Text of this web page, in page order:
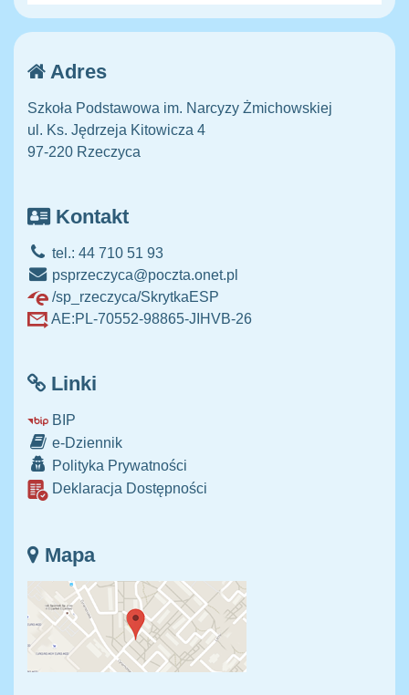
Adres
Szkoła Podstawowa im. Narcyzy Żmichowskiej
ul. Ks. Jędrzeja Kitowicza 4
97-220 Rzeczyca
Kontakt
tel.: 44 710 51 93
psprzeczyca@poczta.onet.pl
/sp_rzeczyca/SkrytkaESP
AE:PL-70552-98865-JIHVB-26
Linki
BIP
e-Dziennik
Polityka Prywatności
Deklaracja Dostępności
Mapa